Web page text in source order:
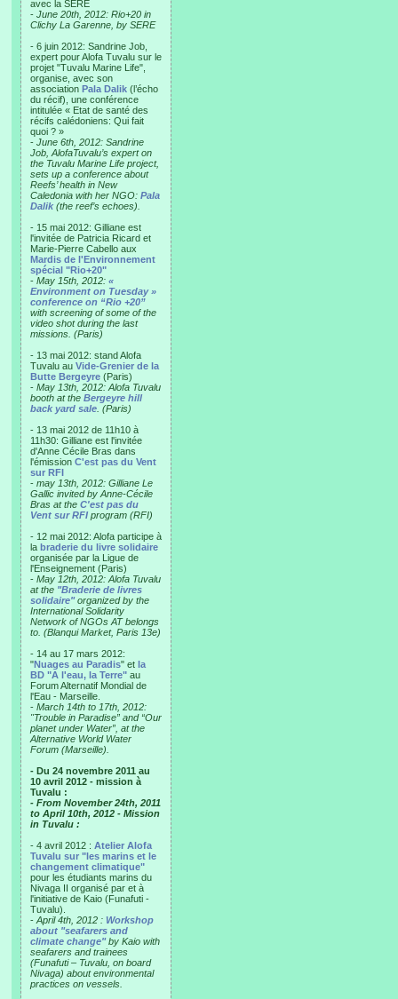
avec la SERE
- June 20th, 2012: Rio+20 in
Clichy La Garenne, by SERE
- 6 juin 2012: Sandrine Job,
expert pour Alofa Tuvalu sur le
projet "Tuvalu Marine Life",
organise, avec son
association Pala Dalik (l’écho
du récif), une conférence
intitulée « Etat de santé des
récifs calédoniens: Qui fait
quoi ? »
- June 6th, 2012: Sandrine
Job, AlofaTuvalu’s expert on
the Tuvalu Marine Life project,
sets up a conference about
Reefs’ health in New
Caledonia with her NGO: Pala
Dalik (the reef’s echoes).
- 15 mai 2012: Gilliane est
l'invitée de Patricia Ricard et
Marie-Pierre Cabello aux
Mardis de l'Environnement
spécial "Rio+20"
- May 15th, 2012: «
Environment on Tuesday »
conference on “Rio +20”
with screening of some of the
video shot during the last
missions. (Paris)
- 13 mai 2012: stand Alofa
Tuvalu au Vide-Grenier de la
Butte Bergeyre (Paris)
- May 13th, 2012: Alofa Tuvalu
booth at the Bergeyre hill
back yard sale . (Paris)
- 13 mai 2012 de 11h10 à
11h30: Gilliane est l'invitée
d'Anne Cécile Bras dans
l'émission C'est pas du Vent
sur RFI
- may 13th, 2012: Gilliane Le
Gallic invited by Anne-Cécile
Bras at the C'est pas du
Vent sur RFI program (RFI)
- 12 mai 2012: Alofa participe à
la braderie du livre solidaire
organisée par la Ligue de
l'Enseignement (Paris)
- May 12th, 2012: Alofa Tuvalu
at the "Braderie de livres
solidaire"organized by the
International Solidarity
Network of NGOs AT belongs
to. (Blanqui Market, Paris 13e)
- 14 au 17 mars 2012:
"Nuages au Paradis" et la
BD "A l'eau, la Terre" au
Forum Alternatif Mondial de
l'Eau - Marseille.
- March 14th to 17th, 2012:
"Trouble in Paradise” and “Our
planet under Water”, at the
Alternative World Water
Forum (Marseille).
- Du 24 novembre 2011 au
10 avril 2012 - mission à
Tuvalu :
- From November 24th, 2011
to April 10th, 2012 - Mission
in Tuvalu :
- 4 avril 2012 : Atelier Alofa
Tuvalu sur "les marins et le
changement climatique"
pour les étudiants marins du
Nivaga II organisé par et à
l'initiative de Kaio (Funafuti -
Tuvalu).
- April 4th, 2012 : Workshop
about "seafarers and
climate change"by Kaio with
seafarers and trainees
(Funafuti – Tuvalu, on board
Nivaga) about environmental
practices on vessels.